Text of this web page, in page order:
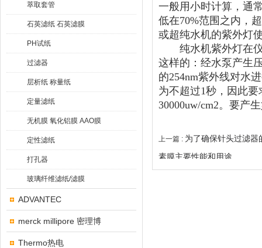
萃取套管
石英滤纸 石英滤膜
PH试纸
过滤器
层析纸 称量纸
定量滤纸
无机膜 氧化铝膜 AAO膜
定性滤纸
打孔器
玻璃纤维滤纸/滤膜
ADVANTEC
merck millipore 密理博
Thermo热电
一般用小时计算，通
低在70%范围之内，
或超纯水机的紫外灯
纯水机紫外灯在仪
这样的：经水泵产生
的254nm紫外线对水
为不超过1秒，因此
30000uw/cm2。要产
上一篇 : 为了确保针头过滤器
素膜主要性能和用途